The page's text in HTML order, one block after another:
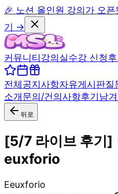
🎉 노션 올인원 강의가 오
기 →
커뮤니티강의실수강 신청
전체공지사항자유게시판질
소개문의/건의사항후기남
뒤로
[5/7 라이브 후
euxforio
Eeuxforio